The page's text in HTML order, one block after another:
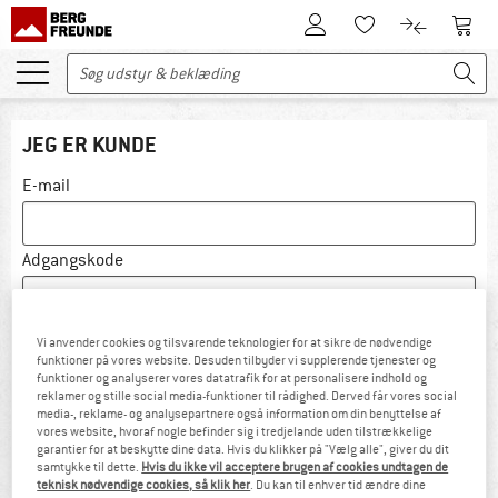
Til kundekontoenTil huskesedlen.
Til Til
JEG ER KUNDE
E-mail
Adgangskode
Forbliv logget ind
LOG IND
OPRET KUNDEKONTO
Vi anvender cookies og tilsvarende teknologier for at sikre de nødvendige
funktioner på vores website. Desuden tilbyder vi supplerende tjenester og
funktioner og analyserer vores datatrafik for at personalisere indhold og
reklamer og stille social media-funktioner til rådighed. Derved får vores social
media-, reklame- og analysepartnere også information om din benyttelse af
vores website, hvoraf nogle befinder sig i tredjelande uden tilstrækkelige
garantier for at beskytte dine data. Hvis du klikker på "Vælg alle", giver du dit
samtykke til dette. Hvis du ikke vil acceptere brugen af cookies undtagen de
teknisk nødvendige cookies, så klik her. Du kan til enhver tid ændre dine